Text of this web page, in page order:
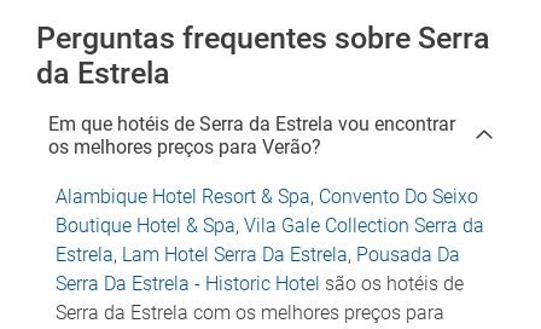
Perguntas frequentes sobre Serra
da Estrela
Em que hotéis de Serra da Estrela vou encontrar
os melhores preços para Verão?
Alambique Hotel Resort & Spa, Convento Do Seixo
Boutique Hotel & Spa, Vila Gale Collection Serra da
Estrela, Lam Hotel Serra Da Estrela, Pousada Da
Serra Da Estrela - Historic Hotel são os hotéis de
Serra da Estrela com os melhores preços para